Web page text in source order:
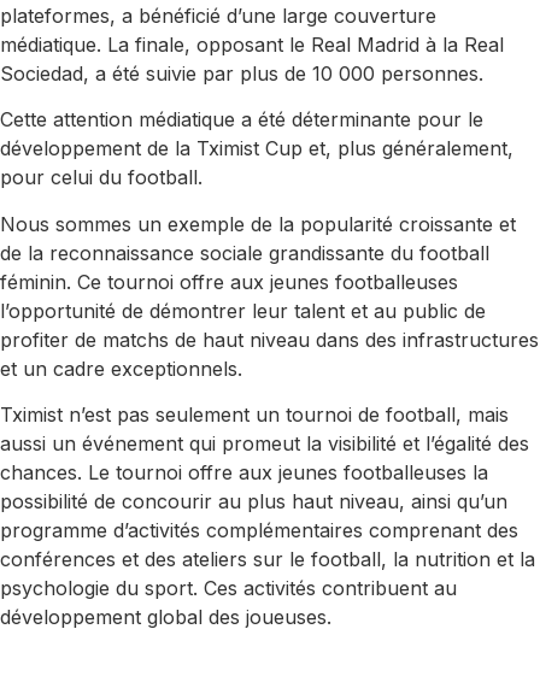
plateformes, a bénéficié d’une large couverture
médiatique. La finale, opposant le Real Madrid à la Real
Sociedad, a été suivie par plus de 10 000 personnes.
Cette attention médiatique a été déterminante pour le
développement de la Tximist Cup et, plus généralement,
pour celui du football.
Nous sommes un exemple de la popularité croissante et
de la reconnaissance sociale grandissante du football
féminin. Ce tournoi offre aux jeunes footballeuses
l’opportunité de démontrer leur talent et au public de
profiter de matchs de haut niveau dans des infrastructures
et un cadre exceptionnels.
Tximist n’est pas seulement un tournoi de football, mais
aussi un événement qui promeut la visibilité et l’égalité des
chances. Le tournoi offre aux jeunes footballeuses la
possibilité de concourir au plus haut niveau, ainsi qu’un
programme d’activités complémentaires comprenant des
conférences et des ateliers sur le football, la nutrition et la
psychologie du sport. Ces activités contribuent au
développement global des joueuses.